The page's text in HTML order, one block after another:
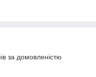
за домовленістю